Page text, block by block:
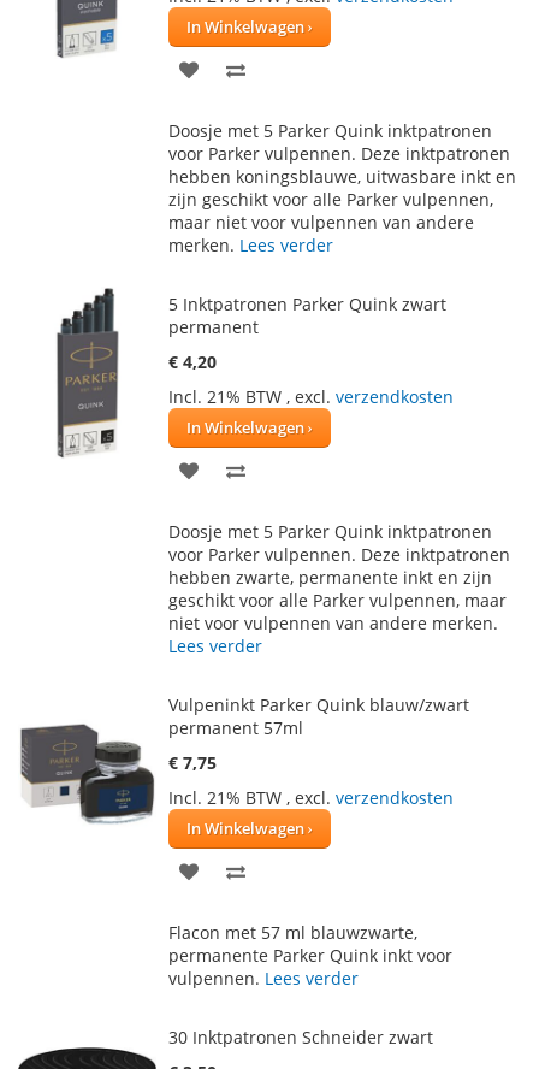
In Winkelwagen
VOEG
AAN
VERLANGLIJST
TE
VERGELIJKEN
Doosje met 5 Parker Quink inktpatronen
voor Parker vulpennen. Deze inktpatronen
hebben koningsblauwe, uitwasbare inkt en
zijn geschikt voor alle Parker vulpennen,
maar niet voor vulpennen van andere
merken. Lees verder
5 Inktpatronen Parker Quink zwart
permanent
€ 4,20
Incl. 21% BTW , excl. verzendkosten
In Winkelwagen
VOEG
AAN
VERLANGLIJST
TE
VERGELIJKEN
Doosje met 5 Parker Quink inktpatronen
voor Parker vulpennen. Deze inktpatronen
hebben zwarte, permanente inkt en zijn
geschikt voor alle Parker vulpennen, maar
niet voor vulpennen van andere merken.
Lees verder
Vulpeninkt Parker Quink blauw/zwart
permanent 57ml
€ 7,75
Incl. 21% BTW , excl. verzendkosten
In Winkelwagen
VOEG
AAN TE
Flacon met 57 ml blauwzwarte,
permanente Parker Quink inkt voor
vulpennen. Lees verder
30 Inktpatronen Schneider zwart